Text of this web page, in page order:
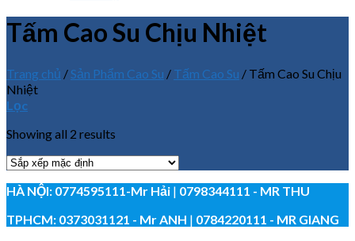
Tấm Cao Su Chịu Nhiệt
Trang chủ /Sản Phẩm Cao Su / Tấm Cao Su / Tấm Cao Su Chịu
Nhiệt
Lọc
Showing all 2 results
HÀ NỘI: 0774595111-Mr Hải | 0798344111 - MR THU
TPHCM: 0373031121 - Mr ANH | 0784220111 - MR GIANG